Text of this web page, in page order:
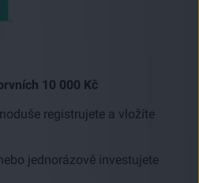
10 000 Kč
registrujete a vložíte
jednorázově investujete